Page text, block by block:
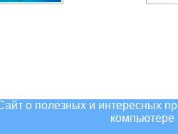
о полезных и интересных
компьютере